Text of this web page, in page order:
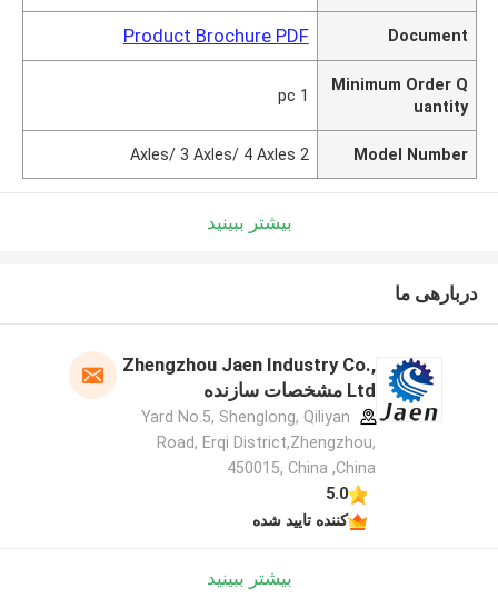
Document
Product Brochure PDF
Minimum Order Q
uantity
1 pc
Model Number
2 Axles/ 3 Axles/ 4 Axles
بیشتر ببینید
دربارهی ما
Zhengzhou Jaen Industry Co.,
Ltd مشخصات سازنده
Yard No.5, Shenglong, Qiliyan
Road, Erqi District,Zhengzhou,
450015, China ,China
5.0
کننده تایید شده
بیشتر ببینید